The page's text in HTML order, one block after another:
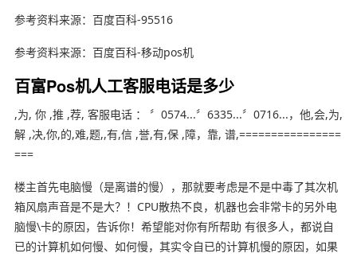
参考资料来源：百度百科-95516
参考资料来源：百度百科-移动pos机
百富Pos机人工客服电话是多少
,为, 你 ,推 ,荐, 客服电话 ： 〞0574...〞6335...〞0716...，他,会,为,
解 ,决,你,的,难,题,,有,信 ,誉,有,保 ,障，靠, 谱,================
===
楼主首先电脑慢（是离谱的慢），那就要考虑是不是中毒了其次机
箱风扇声音是不是大？！CPU散热不良，机器也会非常卡的另外电
脑慢\卡的原因，告诉你！希望能对你有所帮助 有很多人，都说自
已的计算机如何慢、如何慢，其实令自已的计算机慢的原因，如果